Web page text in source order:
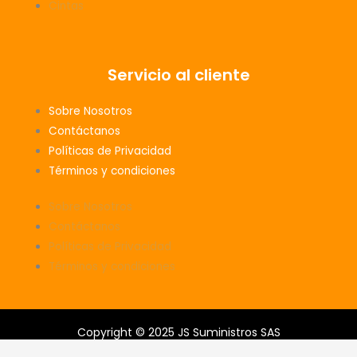
Cintas
Servicio al cliente
Sobre Nosotros
Contáctanos
Políticas de Privacidad
Términos y condiciones
Sobre Nosotros
Contáctanos
Políticas de Privacidad
Términos y condiciones
Copyright © 2025 JS Suministros SAS